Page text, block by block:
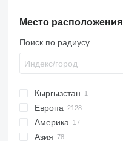
1230
1932
2030
2630
2646
3246
3369
VJR
2300
S225-12E
TM
Место расположения
Поиск по радиусу
Кыргызстан
Европа
Польша
Нидерланды
Америка
Мексика
Азия